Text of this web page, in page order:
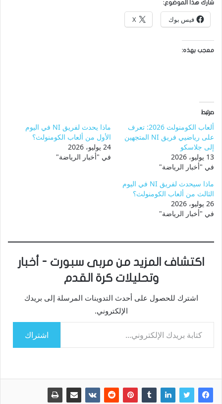
شارك هذا الموضوع:
فيس بوك X
معجب بهذه:
مرتبط
ألعاب الكومنولث 2026: تعرف
على رياضيي فريق NI المتجهين
إلى جلاسكو
13 يوليو، 2026
في "أخبار الرياضة"
ماذا يحدث لفريق NI في اليوم
الأول من ألعاب الكومنولث؟
24 يوليو، 2026
في "أخبار الرياضة"
ماذا سيحدث لفريق NI في اليوم
الثالث من ألعاب الكومنولث؟
26 يوليو، 2026
في "أخبار الرياضة"
اكتشاف المزيد من مربى سبورت - أخبار
وتحليلات كرة القدم
اشترك للحصول على أحدث التدوينات المرسلة إلى بريدك
الإلكتروني.
كتابة بريدك الإلكتروني...
اشتراك